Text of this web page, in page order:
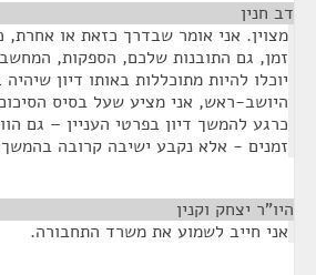
דב חנין
מצוין. אני אומר שבדרך כזאת או אחרת,
זמן, גם התובנות שלכם, הספקות,
יוכלו להיות מתוכללות באותו דיון
היושב-ראש, אני מציע שעל בסיס
כרגע להמשך דיון בפרטי העניין – גם
זמנים - אלא נקבע ישיבה קרובה
היו"ר יצחק וקנין
אני חייב לשמוע את משרד התחבורה.